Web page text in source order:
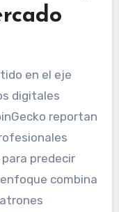
en el eje
digitales
reportan
predecir
combina